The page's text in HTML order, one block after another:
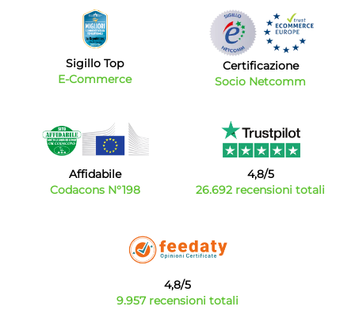
Sigillo Top
E-Commerce
Certificazione
Socio Netcomm
Affidabile
Codacons N°198
4,8/5
26.692 recensioni totali
4,8/5
9.957 recensioni totali